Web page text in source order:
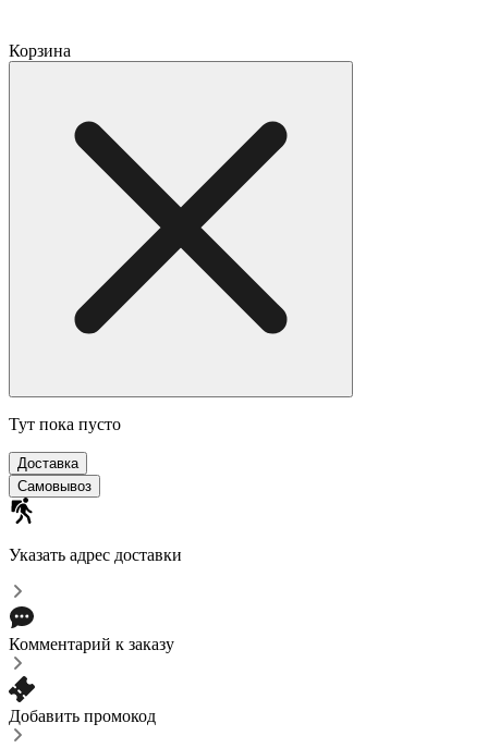
Корзина
Тут пока пусто
Доставка
Самовывоз
Указать адрес доставки
Комментарий к заказу
Добавить промокод